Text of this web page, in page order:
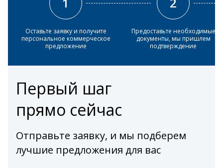
Оставьте заявку и получите
персональное коммерческое
предложение
Предоставьте необходимые
документы, мы пришлем
подтверждение
Первый шаг
прямо сейчас
Отправьте заявку, и мы подберем
лучшие предложения для вас